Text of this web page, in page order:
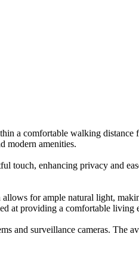
a comfortable walking distance
modern amenities.
touch, enhancing privacy and
for ample natural light,
at providing a comfortable living
and surveillance cameras. The